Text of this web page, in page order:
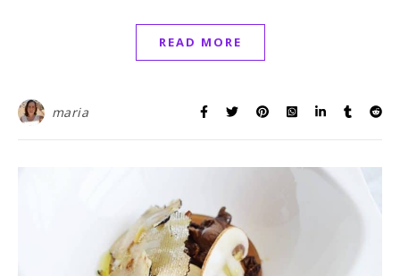
READ MORE
maria